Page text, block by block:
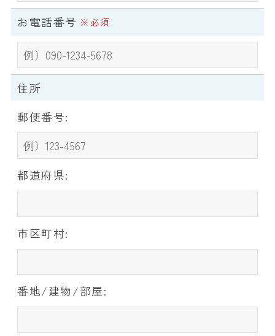
お電話番号 ※必須
住所
郵便番号:
都道府県:
市区町村:
番地/建物/部屋: